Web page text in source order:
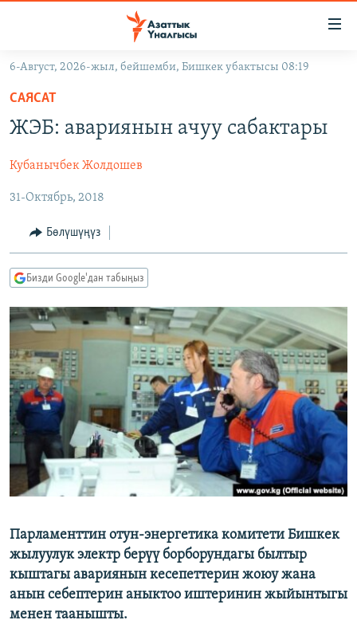
Навигацияга
өтүңүз
Издөөгө
салыңыз
САЯСАТ
ЭКОНОМИКА
МАДАНИЯТ
ДҮЙНӨ
БОРБОР АЗИЯ
УКРАИНА
АТАЙЫН ИЛИКТӨӨ
ТВ ПРОГРАММАЛАР
БҮГҮН АЗАТТЫКТА
ЭКСПЕРТТЕР ТАЛДАЙТ
БИЗ ЖАНА ДҮЙНӨ
ЭЖЕ-СИҢДИЛЕР
АЗАТТЫК+
ЫҢГАЙСЫЗ СУРООЛОР
ПОДКАСТ
ӨЗГӨЧӨ ПИКИР
Русский
ОНЛАЙН ШЕРИНЕ
ЭЕ/АРнун бардык сайттары
6-Август, 2026-жыл, бейшемби, Бишкек убактысы 08:19
САЯСАТ
ЖЭБ: авариянын ачуу сабактары
Кубанычбек Жолдошев
31-Октябрь, 2018
Бөлүшүңүз
Бизди Google'дан табыңыз
Парламенттин отун-энергетика комитети Бишкек
жылуулук электр берүү борборундагы былтыр
кыштагы авариянын кесепеттерин жоюу жана
анын себептерин аныктоо иштеринин жыйынтыгы
менен таанышты.